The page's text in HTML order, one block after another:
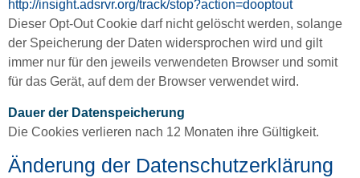
http://insight.adsrvr.org/track/stop?action=dooptout
Dieser Opt-Out Cookie darf nicht gelöscht werden, solange
der Speicherung der Daten widersprochen wird und gilt
immer nur für den jeweils verwendeten Browser und somit
für das Gerät, auf dem der Browser verwendet wird.
Dauer der Datenspeicherung
Die Cookies verlieren nach 12 Monaten ihre Gültigkeit.
Änderung der Datenschutzerklärung